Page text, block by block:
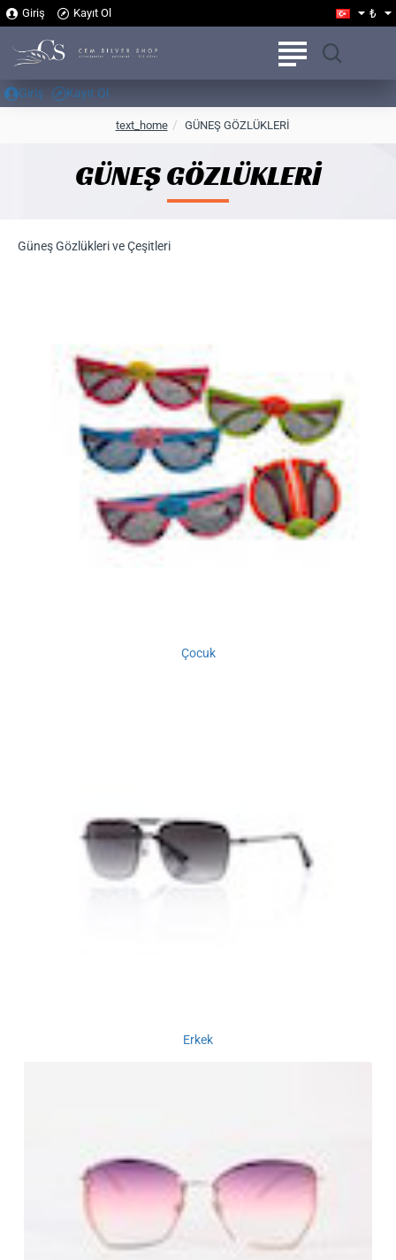
Giriş Kayıt Ol ₺
Giriş Kayıt Ol
GÜNEŞ GÖZLÜKLERİ
text_homeh
e
GÜNEŞ GÖZLÜKLERİ
Güneş Gözlükleri ve Çeşitleri
Çocuk
Erkek